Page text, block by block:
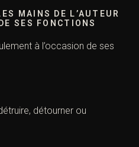
privés, à savoir l’argent,
les pièces ou les titres
désigne toutes les
exemple, un mandat de
mobilières émisespar les
sociétés privées. — Tout